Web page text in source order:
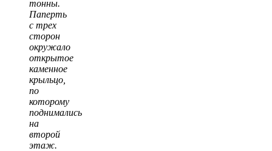
тонны.
Паперть
с трех
сторон
окружало
открытое
каменное
крыльцо,
по
которому
поднимались
на
второй
этаж.